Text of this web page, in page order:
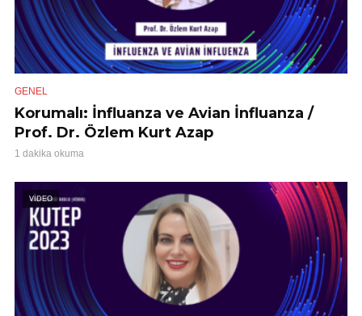
GENEL
Korumalı: İnfluanza ve Avian İnfluanza /
Prof. Dr. Özlem Kurt Azap
1 dakika okuma
VİDEO